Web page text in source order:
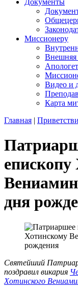
Документы
Миссионеру
Внешняя
Видео и
Карта
Главная |
дня
Святейший
поздравил викария
Хотинского